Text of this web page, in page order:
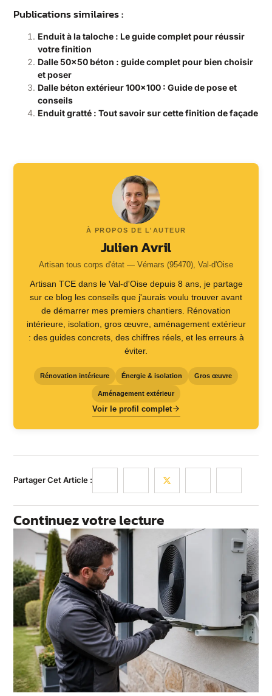
Publications similaires :
Enduit à la taloche : Le guide complet pour réussir
votre finition
Dalle 50×50 béton : guide complet pour bien choisir
et poser
Dalle béton extérieur 100×100 : Guide de pose et
conseils
Enduit gratté : Tout savoir sur cette finition de façade
À PROPOS DE L'AUTEUR
Julien Avril
Artisan tous corps d'état — Vémars (95470), Val-d'Oise
Artisan TCE dans le Val-d'Oise depuis 8 ans, je partage
sur ce blog les conseils que j'aurais voulu trouver avant
de démarrer mes premiers chantiers. Rénovation
intérieure, isolation, gros œuvre, aménagement extérieur
: des guides concrets, des chiffres réels, et les erreurs à
éviter.
Rénovation intérieure Énergie & isolation Gros œuvre
Aménagement extérieur
Voir le profil complet
Partager Cet Article :
Continuez votre lecture